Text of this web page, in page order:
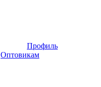
Профиль
Оптовикам